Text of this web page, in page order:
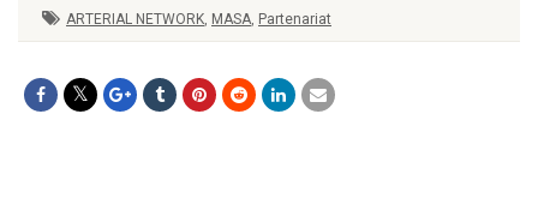
ARTERIAL NETWORK MASA Partenariat